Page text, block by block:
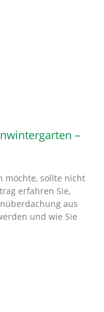
–
möchte, sollte nicht
erfahren Sie,
aus
und wie Sie